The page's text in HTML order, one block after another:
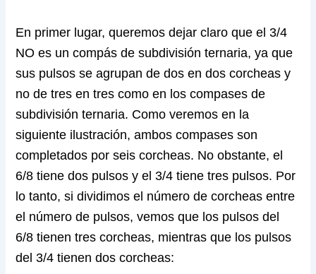
En primer lugar, queremos dejar claro que el 3/4
NO es un compás de subdivisión ternaria, ya que
sus pulsos se agrupan de dos en dos corcheas y
no de tres en tres como en los compases de
subdivisión ternaria. Como veremos en la
siguiente ilustración, ambos compases son
completados por seis corcheas. No obstante, el
6/8 tiene dos pulsos y el 3/4 tiene tres pulsos. Por
lo tanto, si dividimos el número de corcheas entre
el número de pulsos, vemos que los pulsos del
6/8 tienen tres corcheas, mientras que los pulsos
del 3/4 tienen dos corcheas: